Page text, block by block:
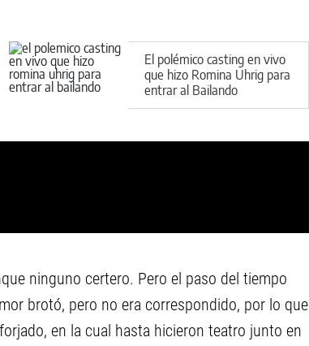
El polémico casting en vivo
que hizo Romina Uhrig para
entrar al Bailando
ninguno certero. Pero el paso del tiempo
brotó, pero no era correspondido, por lo que
en la cual hasta hicieron teatro junto en